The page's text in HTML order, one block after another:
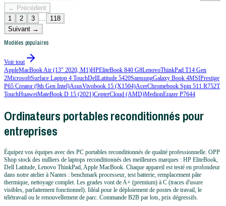
← Précédent
1
2 3
118
Suivant →
Modèles populaires
Voir tout
AppleMacBook Air (13" 2020, M1)HPEliteBook 840 G8LenovoThinkPad T14 Gen
2MicrosoftSurface Laptop 4 TouchDellLatitude 5420SamsungGalaxy Book 4MSIPrestige
P65 Creator (9th Gen Intel)AsusVivobook 15 (X1504)AcerChromebook Spin 511 R752T
TouchHuaweiMateBook D 15 (2021)CepterCloud (AMD)MedionErazer P7644
Ordinateurs portables reconditionnés pour
entreprises
Équipez vos équipes avec des PC portables reconditionnés de qualité professionnelle. OPP
Shop stock des milliers de laptops reconditionnés des meilleures marques : HP EliteBook,
Dell Latitude, Lenovo ThinkPad, Apple MacBook. Chaque appareil est testé en profondeur
dans notre atelier à Nantes : benchmark processeur, test batterie, remplacement pâte
thermique, nettoyage complet. Les grades vont de A+ (premium) à C (traces d'usure
visibles, parfaitement fonctionnel). Idéal pour le déploiement de postes de travail, le
télétravail ou le renouvellement de parc. Commande B2B par lots, prix dégressifs.